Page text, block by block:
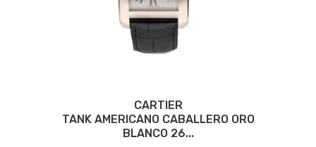
CARTIER
TANK AMERICANO CABALLERO ORO
BLANCO 26...